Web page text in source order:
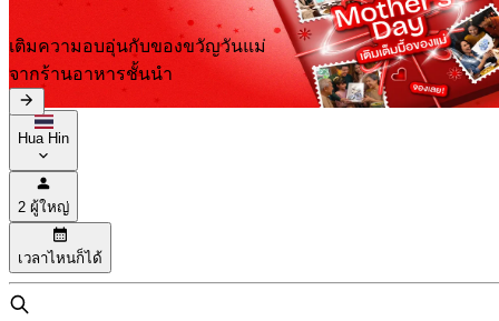
เติมความอบอุ่นกับของขวัญวันแม่
จากร้านอาหารชั้นนำ
Hua Hin
2 ผู้ใหญ่
เวลาไหนก็ได้